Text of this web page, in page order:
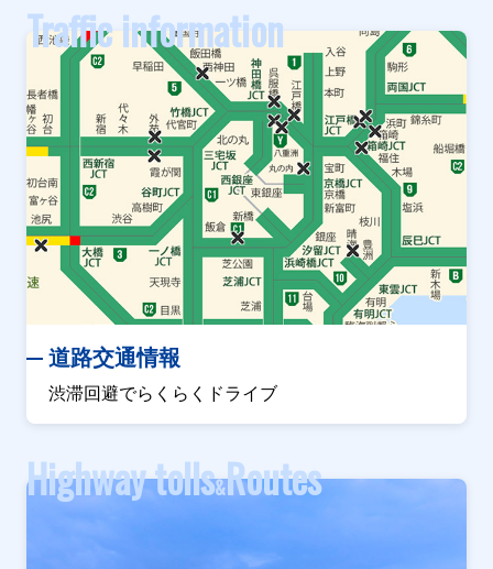
Traffic information
道路交通情報
渋滞回避でらくらくドライブ
Highway tolls&Routes